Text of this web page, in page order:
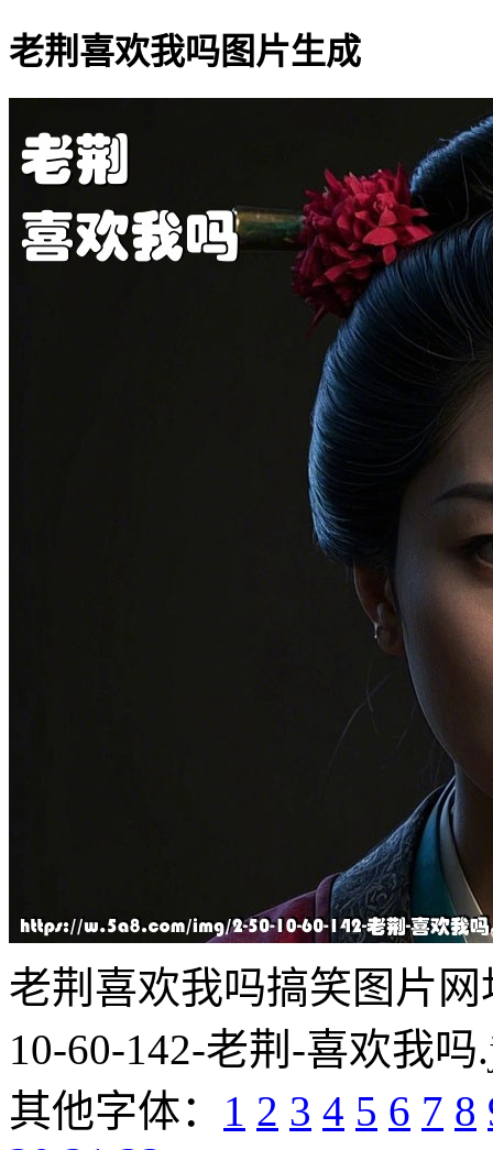
老荆喜欢我吗图片生成
老荆喜欢我吗搞笑图片网
10-60-142-老荆-喜欢我吗
其他字体： 1 2 3 4 5 6 7 8